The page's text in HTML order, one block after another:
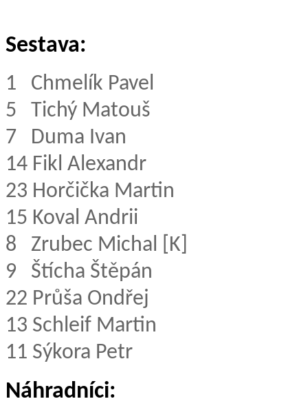
Sestava:
1 Chmelík Pavel
5 Tichý Matouš
7 Duma Ivan
14 Fikl Alexandr
23 Horčička Martin
15 Koval Andrii
8 Zrubec Michal [K]
9 Štícha Štěpán
22 Průša Ondřej
13 Schleif Martin
11 Sýkora Petr
Náhradníci: